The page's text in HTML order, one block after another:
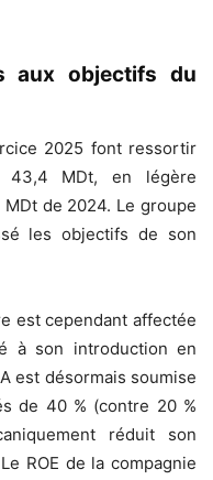
aux objectifs du
2025 font ressortir
MDt, en légère
de 2024. Le groupe
les objectifs de son
est cependant affectée
à son introduction en
est désormais soumise
de 40 % (contre 20 %
réduit son
ROE de la compagnie